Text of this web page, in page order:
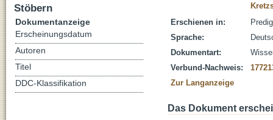
Erschienen in:
Sprache:
Dokumentart:
Verbund-Nachweis:
Zur Langanzeige
Das Dokument
Stöbern
Dokumentanzeige
Erscheinungsdatum
Autoren
Titel
DDC-Klassifikation